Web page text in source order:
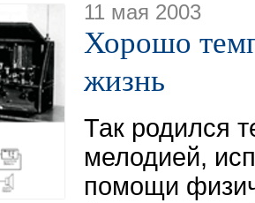
11 мая 2003
Хорошо
жизнь
Так родился
мелодией,
помощи